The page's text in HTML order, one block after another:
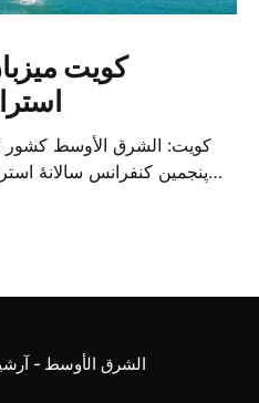
کویت
کویت: الشرق الأوسط کشور
پنجمین کنفرانس سالانهٔ
متخصص از شرکت‌های
الشرق الأوسط -